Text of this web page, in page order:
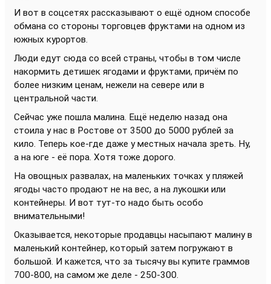
И вот в соцсетях рассказывают о ещё одном способе
обмана со стороны торговцев фруктами на одном из
южных курортов.
Люди едут сюда со всей страны, чтобы в том числе
накормить детишек ягодами и фруктами, причём по
более низким ценам, нежели на севере или в
центральной части.
Сейчас уже пошла малина. Ещё неделю назад она
стоила у нас в Ростове от 3500 до 5000 рублей за
кило. Теперь кое-где даже у местных начала зреть. Ну,
а на юге - её пора. Хотя тоже дорого.
На овощных развалах, на маленьких точках у пляжей
ягоды часто продают не на вес, а на лукошки или
контейнеры. И вот тут-то надо быть особо
внимательными!
Оказывается, некоторые продавцы насыпают малину в
маленький контейнер, который затем погружают в
большой. И кажется, что за тысячу вы купите граммов
700-800, на самом же деле - 250-300.